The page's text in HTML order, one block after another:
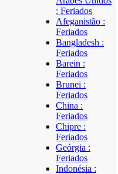
: Feriados
Afeganistão :
Feriados
Bangladesh :
Feriados
Barein :
Feriados
Brunei :
Feriados
China :
Feriados
Chipre :
Feriados
Geórgia :
Feriados
Indonésia :